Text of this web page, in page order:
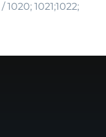
1021;1022;